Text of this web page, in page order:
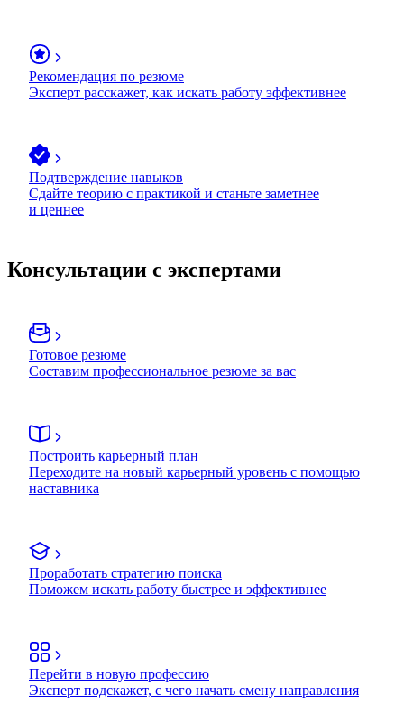
Рекомендация по резюме
Эксперт расскажет, как искать работу эффективнее
Подтверждение навыков
Сдайте теорию с практикой и станьте заметнее
и ценнее
Консультации с экспертами
Готовое резюме
Составим профессиональное резюме за вас
Построить карьерный план
Переходите на новый карьерный уровень с помощью
наставника
Проработать стратегию поиска
Поможем искать работу быстрее и эффективнее
Перейти в новую профессию
Эксперт подскажет, с чего начать смену направления